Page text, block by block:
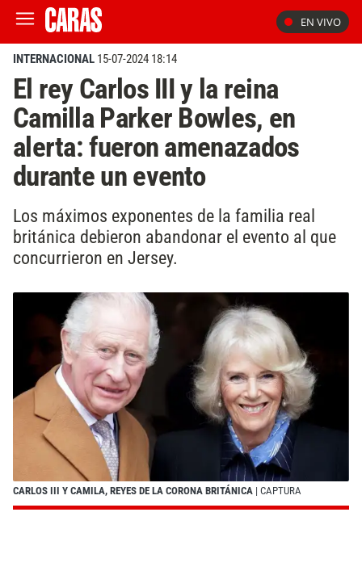
EN VIVO
INTERNACIONAL 15-07-2024 18:14
El rey Carlos III y la reina
Camilla Parker Bowles, en
alerta: fueron amenazados
durante un evento
Los máximos exponentes de la familia real
británica debieron abandonar el evento al que
concurrieron en Jersey.
CARLOS III Y CAMILA, REYES DE LA CORONA BRITÁNICA | CAPTURA